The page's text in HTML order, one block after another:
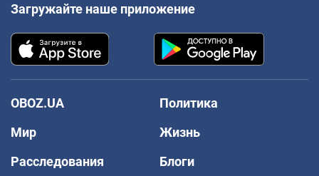
Загружайте наше приложение
OBOZ.UA
Политика
Мир
Жизнь
Расследования
Блоги